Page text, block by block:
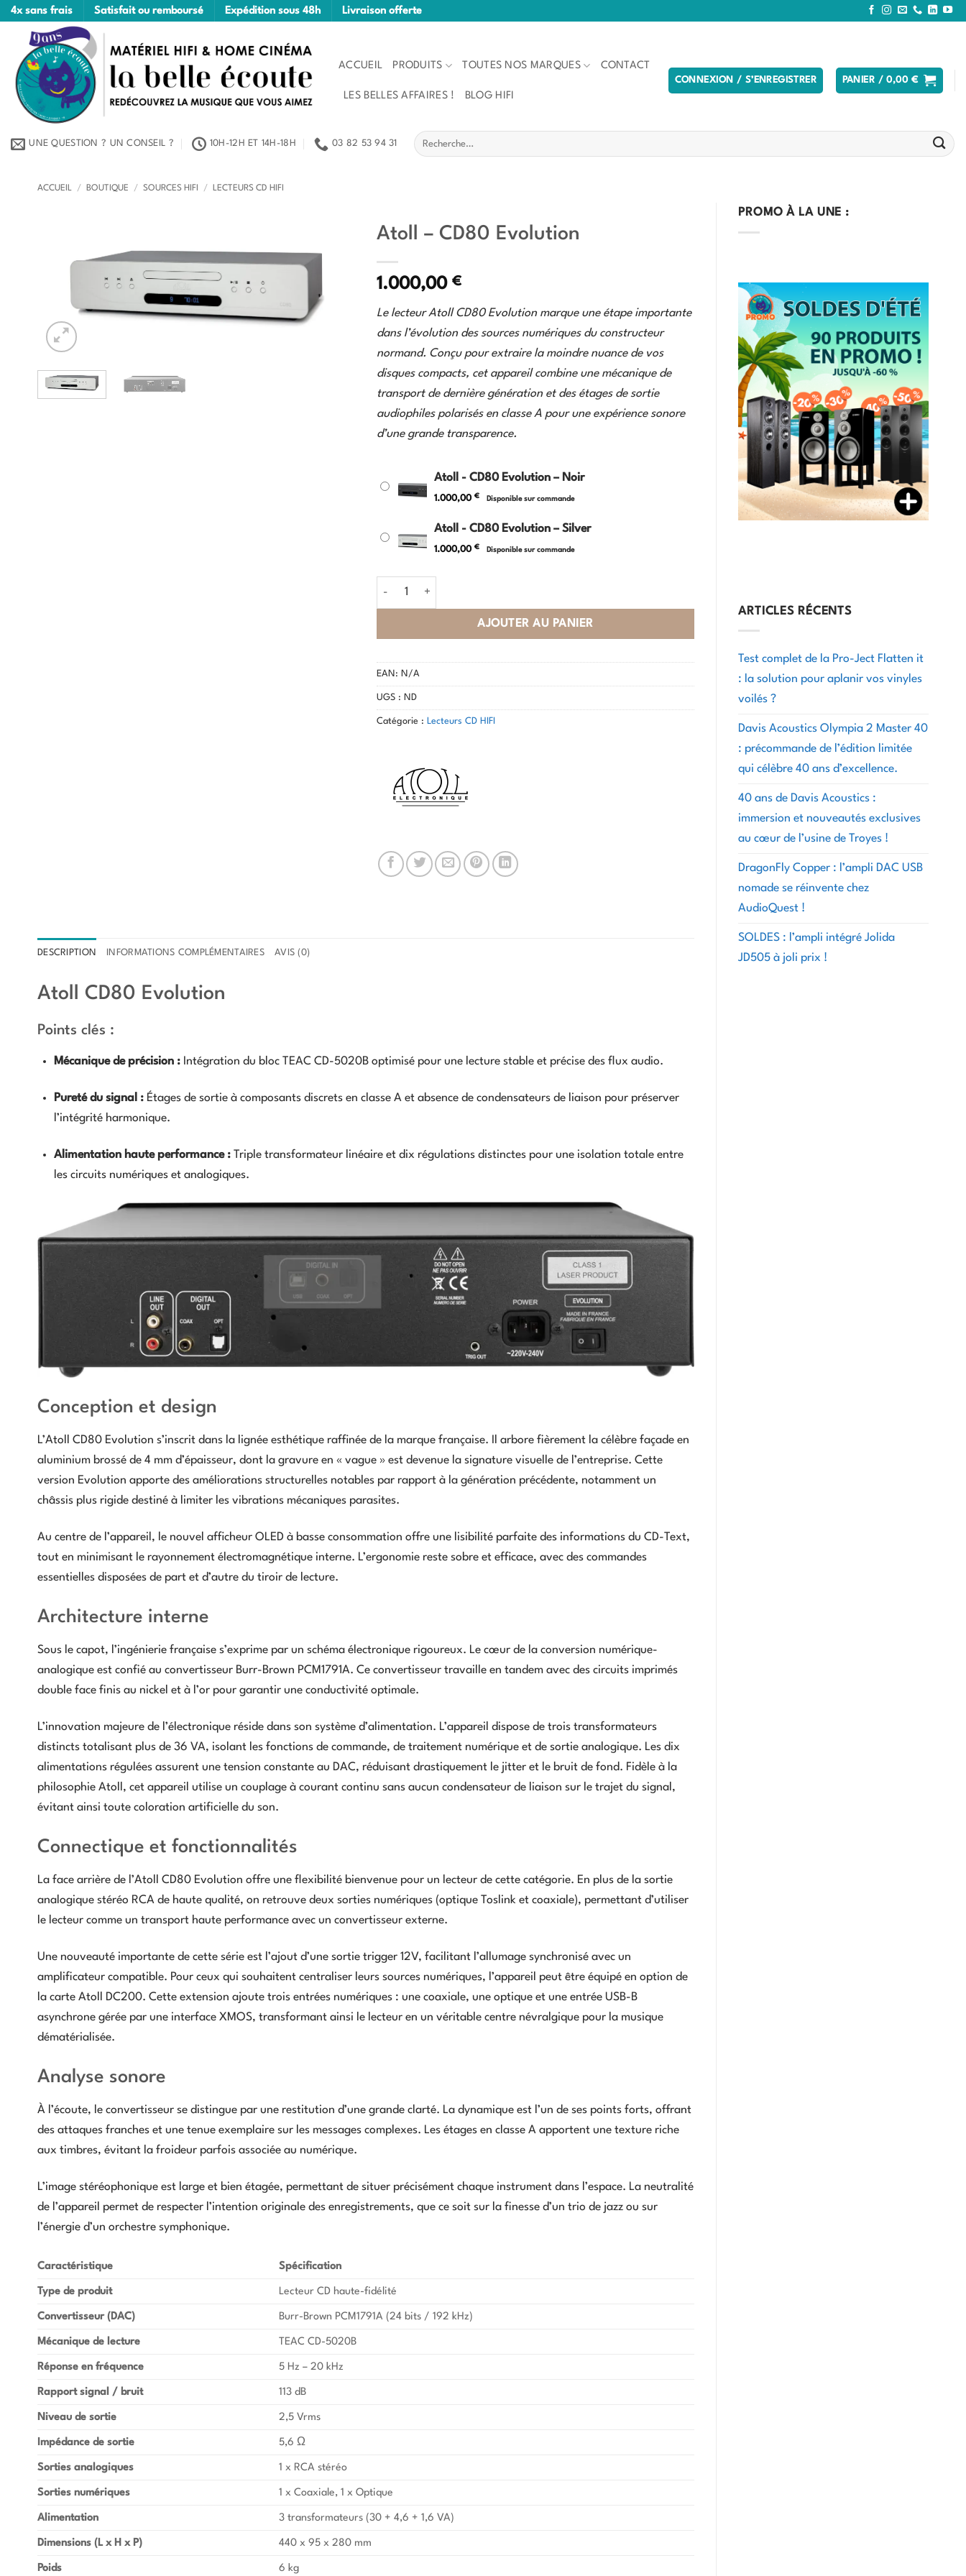
Passer
contenu
4x sans frais Satisfait ou remboursé Expédition sous 48h Livraison offerte
ACCUEIL PRODUITS TOUTES NOS MARQUES CONTACT
LES BELLES AFFAIRES ! BLOG HIFI
CONNEXION / S’ENREGISTRER PANIER /0,00 €
UNE QUESTION ? UN CONSEIL ? 10H-12H ET 14H-18H 03 82 53 94 31
Recherche
pour :
ACCUEIL / BOUTIQUE / SOURCES HIFI / LECTEURS CD HIFI
PROMO À LA UNE :
ARTICLES RÉCENTS
Test complet de la Pro-Ject Flatten it
: la solution pour aplanir vos vinyles
voilés ?
Davis Acoustics Olympia 2 Master 40
: précommande de l’édition limitée
qui célèbre 40 ans d’excellence.
40 ans de Davis Acoustics :
immersion et nouveautés exclusives
au cœur de l’usine de Troyes !
DragonFly Copper : l’ampli DAC USB
nomade se réinvente chez
AudioQuest !
SOLDES : l’ampli intégré Jolida
JD505 à joli prix !
Atoll – CD80 Evolution
1.000,00 €
Le lecteur Atoll CD80 Evolution marque une étape importante
dans l’évolution des sources numériques du constructeur
normand. Conçu pour extraire la moindre nuance de vos
disques compacts, cet appareil combine une mécanique de
transport de dernière génération et des étages de sortie
audiophiles polarisés en classe A pour une expérience sonore
d’une grande transparence.
Atoll - CD80 Evolution – Noir
1.000,00 € Disponible sur commande
Atoll - CD80 Evolution – Silver
1.000,00 € Disponible sur commande
quantité de Atoll - CD80 Evolution
AJOUTER AU PANIER
EAN: N/A
UGS : ND
Catégorie : Lecteurs CD HIFI
DESCRIPTION INFORMATIONS COMPLÉMENTAIRES AVIS (0)
Atoll CD80 Evolution
Points clés :
Mécanique de précision :Intégration du bloc TEAC CD-5020B optimisé pour une lecture stable et précise des flux audio.
Pureté du signal :Étages de sortie à composants discrets en classe A et absence de condensateurs de liaison pour préserver
l’intégrité harmonique.
Alimentation haute performance :Triple transformateur linéaire et dix régulations distinctes pour une isolation totale entre
les circuits numériques et analogiques.
Conception et design
L’Atoll CD80 Evolution s’inscrit dans la lignée esthétique raffinée de la marque française. Il arbore fièrement la célèbre façade en
aluminium brossé de 4 mm d’épaisseur, dont la gravure en « vague » est devenue la signature visuelle de l’entreprise. Cette
version Evolution apporte des améliorations structurelles notables par rapport à la génération précédente, notamment un
châssis plus rigide destiné à limiter les vibrations mécaniques parasites.
Au centre de l’appareil, le nouvel afficheur OLED à basse consommation offre une lisibilité parfaite des informations du CD-Text,
tout en minimisant le rayonnement électromagnétique interne. L’ergonomie reste sobre et efficace, avec des commandes
essentielles disposées de part et d’autre du tiroir de lecture.
Architecture interne
Sous le capot, l’ingénierie française s’exprime par un schéma électronique rigoureux. Le cœur de la conversion numérique-
analogique est confié au convertisseur Burr-Brown PCM1791A. Ce convertisseur travaille en tandem avec des circuits imprimés
double face finis au nickel et à l’or pour garantir une conductivité optimale.
L’innovation majeure de l’électronique réside dans son système d’alimentation. L’appareil dispose de trois transformateurs
distincts totalisant plus de 36 VA, isolant les fonctions de commande, de traitement numérique et de sortie analogique. Les dix
alimentations régulées assurent une tension constante au DAC, réduisant drastiquement le jitter et le bruit de fond. Fidèle à la
philosophie Atoll, cet appareil utilise un couplage à courant continu sans aucun condensateur de liaison sur le trajet du signal,
évitant ainsi toute coloration artificielle du son.
Connectique et fonctionnalités
La face arrière de l’Atoll CD80 Evolution offre une flexibilité bienvenue pour un lecteur de cette catégorie. En plus de la sortie
analogique stéréo RCA de haute qualité, on retrouve deux sorties numériques (optique Toslink et coaxiale), permettant d’utiliser
le lecteur comme un transport haute performance avec un convertisseur externe.
Une nouveauté importante de cette série est l’ajout d’une sortie trigger 12V, facilitant l’allumage synchronisé avec un
amplificateur compatible. Pour ceux qui souhaitent centraliser leurs sources numériques, l’appareil peut être équipé en option de
la carte Atoll DC200. Cette extension ajoute trois entrées numériques : une coaxiale, une optique et une entrée USB-B
asynchrone gérée par une interface XMOS, transformant ainsi le lecteur en un véritable centre névralgique pour la musique
dématérialisée.
Analyse sonore
À l’écoute, le convertisseur se distingue par une restitution d’une grande clarté. La dynamique est l’un de ses points forts, offrant
des attaques franches et une tenue exemplaire sur les messages complexes. Les étages en classe A apportent une texture riche
aux timbres, évitant la froideur parfois associée au numérique.
L’image stéréophonique est large et bien étagée, permettant de situer précisément chaque instrument dans l’espace. La neutralité
de l’appareil permet de respecter l’intention originale des enregistrements, que ce soit sur la finesse d’un trio de jazz ou sur
l’énergie d’un orchestre symphonique.
Caractéristique Spécification
Type de produit Lecteur CD haute-fidélité
Convertisseur (DAC) Burr-Brown PCM1791A (24 bits / 192 kHz)
Mécanique de lecture TEAC CD-5020B
Réponse en fréquence 5 Hz – 20 kHz
Rapport signal / bruit 113 dB
Niveau de sortie 2,5 Vrms
Impédance de sortie 5,6 Ω
Sorties analogiques 1 x RCA stéréo
Sorties numériques 1 x Coaxiale, 1 x Optique
Alimentation 3 transformateurs (30 + 4,6 + 1,6 VA)
Dimensions (L x H x P) 440 x 95 x 280 mm
Poids 6 kg